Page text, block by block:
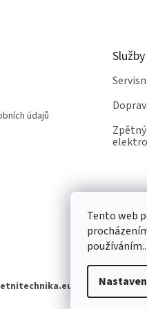
Tento web
údajů
Služby
. Všechna práva